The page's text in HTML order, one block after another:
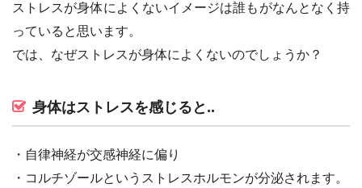
ストレスが身体によくないイメージは誰もがなんとなく持
っていると思います。
では、なぜストレスが身体によくないのでしょうか？
身体はストレスを感じると..
・自律神経が交感神経に偏り
・コルチゾールというストレスホルモンが分泌されます。